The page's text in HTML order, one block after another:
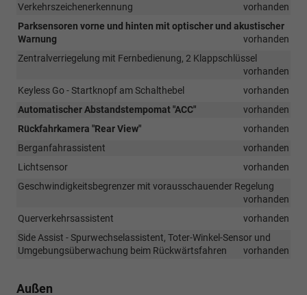
Verkehrszeichenerkennung
vorhanden
Parksensoren vorne und hinten mit optischer und akustischer
Warnung
vorhanden
Zentralverriegelung mit Fernbedienung, 2 Klappschlüssel
vorhanden
Keyless Go - Startknopf am Schalthebel
vorhanden
Automatischer Abstandstempomat "ACC"
vorhanden
Rückfahrkamera "Rear View"
vorhanden
Berganfahrassistent
vorhanden
Lichtsensor
vorhanden
Geschwindigkeitsbegrenzer mit vorausschauender Regelung
vorhanden
Querverkehrsassistent
vorhanden
Side Assist - Spurwechselassistent, Toter-Winkel-Sensor und
Umgebungsüberwachung beim Rückwärtsfahren
vorhanden
Außen